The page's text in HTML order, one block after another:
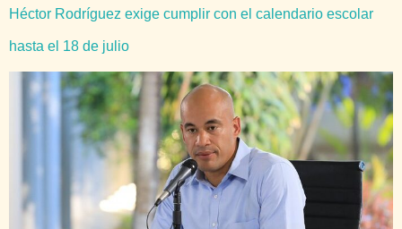
Héctor Rodríguez exige cumplir con el calendario escolar
hasta el 18 de julio